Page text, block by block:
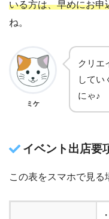
いる方は、早めにお申
ね。
ミケ
クリエ
してい
にゃ♪
イベント出店要
この表をスマホで見る
・